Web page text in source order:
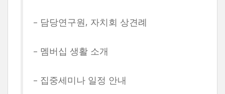
– 담당연구원, 자치회 상견례
– 멤버십 생활 소개
– 집중세미나 일정 안내